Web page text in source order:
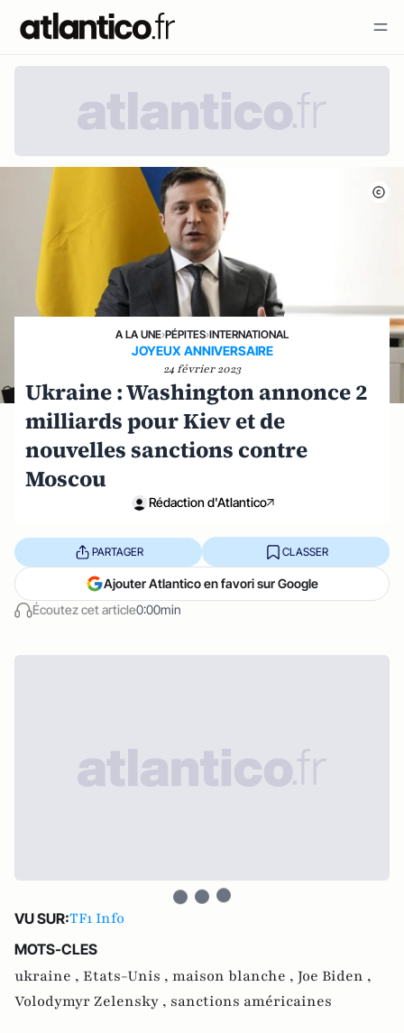
A LA UNE›PÉPITES›INTERNATIONAL
JOYEUX ANNIVERSAIRE
24 février 2023
Ukraine : Washington annonce 2
milliards pour Kiev et de
nouvelles sanctions contre
Moscou
Rédaction d'Atlantico
Écoutez cet article0:00min
PARTAGER CLASSER
Ajouter Atlantico en favori sur Google
VU SUR:TF1 Info
MOTS-CLES
ukraine , Etats-Unis , maison blanche , Joe Biden ,
Volodymyr Zelensky , sanctions américaines